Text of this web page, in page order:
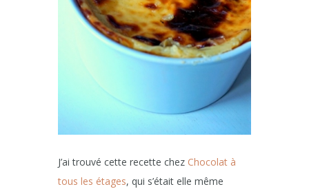
J’ai trouvé cette recette chez Chocolat à
tous les étages, qui s’était elle même